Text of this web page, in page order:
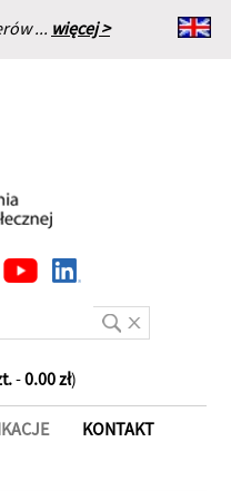
... więcej >
Strona główna
-0.00 zł)
KONTAKT